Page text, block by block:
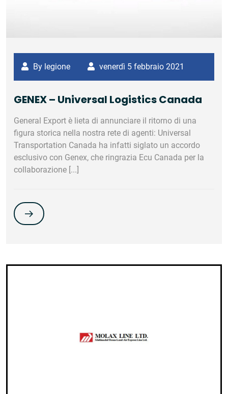
By legione venerdì 5 febbraio 2021
GENEX – Universal Logistics Canada
‎General Export è lieta di annunciare il ritorno di una
figura storica nella nostra rete di agenti: Universal
Transportation Canada ha infatti siglato un accordo
esclusivo con Genex, che ringrazia Ecu Canada per la
collaborazione [...]